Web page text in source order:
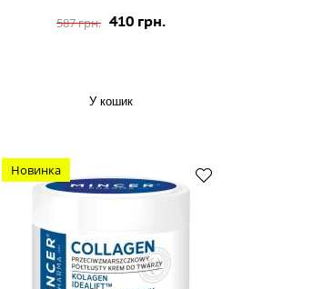
587 грн. 410 грн.
У кошик
Новинка